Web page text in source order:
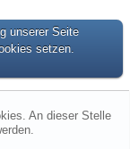
unserer Seite
setzen.
An dieser Stelle